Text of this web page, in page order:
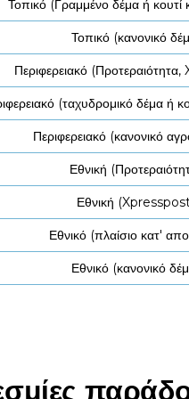
Τοπικό (Γραμμένο δέμα ή
Τοπικό (κανονικό
Περιφερειακό
(ταχυδρομικό δέμα ή
Περιφερειακό (κανονικό
Εθνική
Εθνική
Εθνικό (πλαίσιο κατ'
Εθνικό (κανονικό